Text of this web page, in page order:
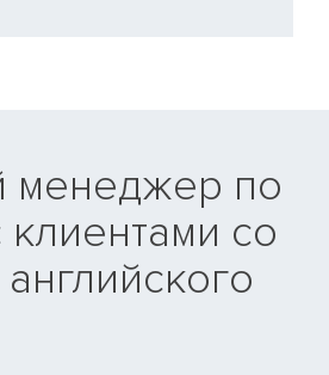
менеджер по
клиентами со